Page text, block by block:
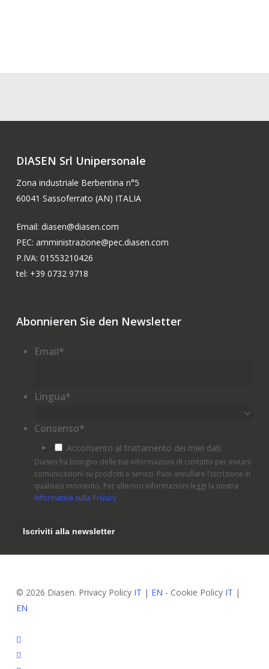
DIASEN Srl Unipersonale
Zona industriale Berbentina n°5
60041 Sassoferrato (AN) ITALIA
Email: diasen@diasen.com
PEC: amministrazione@pec.diasen.com
P.IVA: 01553210426
tel: +39 0732 9718
Abonnieren Sie den Newsletter
Email*
Lingua*
Consenso*
Acconsento al trattamento dei miei dati
Diasen ha bisogno delle tue informazioni di contatto per inviarti
comunicazioni su prodotti e servizi. Puoi annullare l'iscrizione in
qualsiasi momento. Per ulteriori informazioni leggi la nostra
Informativa sulla Privacy
© 2026 Diasen. Privacy Policy IT | EN - Cookie Policy IT |
EN
facebook
pinterest